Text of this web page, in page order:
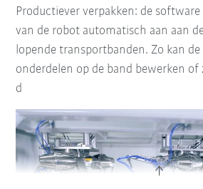
Productiever verpakken: de
van de robot automatisch aan aan
lopende transportbanden. Zo kan de
onderdelen op de band bewerken of
d